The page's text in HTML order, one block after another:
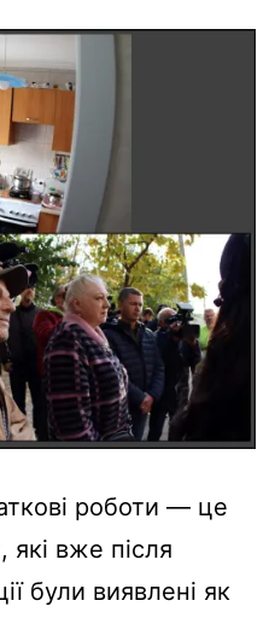
роботи — це
які вже після
були виявлені як